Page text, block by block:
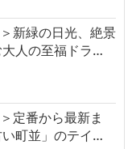
新緑の日光、絶景
人の至福ドラ…
定番から最新ま
町並」のテイ…